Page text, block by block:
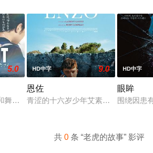
5.0
舞蹈融入生活的冲绳。与母亲朱音、妹妹
HD中字 9.0
恩佐
青涩的十六岁少年艾素不知自己想要
HD中字
眼眸
围绕因患
共0 条 “老虎的故事” 影评